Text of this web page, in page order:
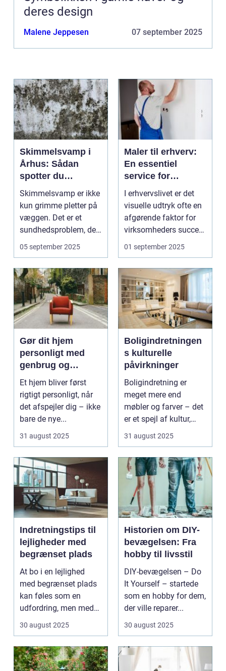
deres design
Malene Jeppesen 07 september 2025
Skimmelsvamp i
Århus: Sådan
spotter du
problemet
Skimmelsvamp er ikke
kun grimme pletter på
væggen. Det er et
sundhedsproblem, der
ofte s...
05 september 2025
Maler til erhverv:
En essentiel
service for
virksomheder
I erhvervslivet er det
visuelle udtryk ofte en
afgørende faktor for
virksomheders succes.
En ...
01 september 2025
Gør dit hjem
personligt med
genbrug og
vintage
Et hjem bliver først
rigtigt personligt, når
det afspejler dig – ikke
bare de nye...
31 august 2025
Boligindretningen
s kulturelle
påvirkninger
Boligindretning er
meget mere end
møbler og farver – det
er et spejl af kultur,
traditi...
31 august 2025
Indretningstips til
lejligheder med
begrænset plads
At bo i en lejlighed
med begrænset plads
kan føles som en
udfordring, men med
de rette ...
30 august 2025
Historien om DIY-
bevægelsen: Fra
hobby til livsstil
DIY-bevægelsen – Do
It Yourself – startede
som en hobby for dem,
der ville reparer...
30 august 2025